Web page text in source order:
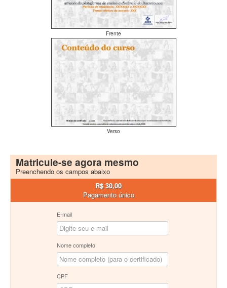
Frente
Verso
Matricule-se agora mesmo
Preenchendo os campos abaixo
R$ 30,00
Pagamento único
E-mail
Nome completo
CPF